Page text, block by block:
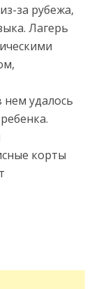
за рубежа,
Лагерь
удалось
корты